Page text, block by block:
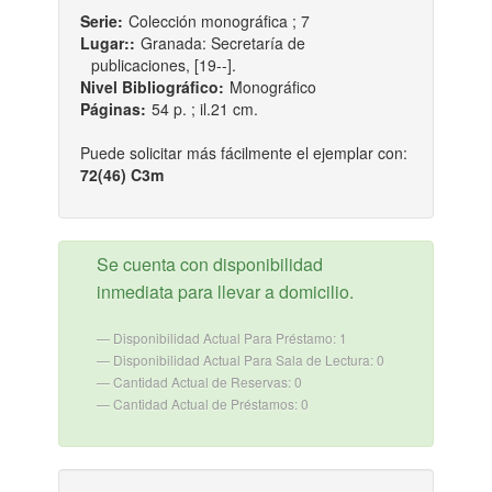
Serie: Colección monográfica ; 7
Lugar:: Granada: Secretaría de
publicaciones, [19--].
Nivel Bibliográfico: Monográfico
Páginas: 54 p. ; il.21 cm.
Puede solicitar más fácilmente el ejemplar con:
72(46) C3m
Se cuenta con disponibilidad
inmediata para llevar a domicilio.
Disponibilidad Actual Para Préstamo: 1
Disponibilidad Actual Para Sala de Lectura: 0
Cantidad Actual de Reservas: 0
Cantidad Actual de Préstamos: 0